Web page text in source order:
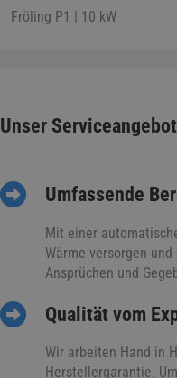
Fröling P1 | 10 kW
Unser
Umfassende
Mit einer
Wärme versorgen
Ansprüchen und
Qualität vom
Wir arbeiten Hand in
Herstellergarantie.